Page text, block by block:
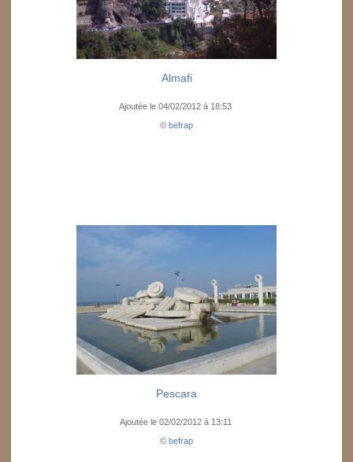
Almafi
Ajoutée le 04/02/2012 à 18:53
© befrap
Pescara
Ajoutée le 02/02/2012 à 13:11
© befrap